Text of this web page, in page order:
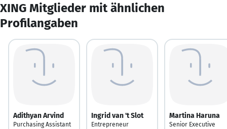
XING Mitglieder mit ähnlichen
Profilangaben
Adithyan Arvind
Purchasing Assistant
Ingrid van 't Slot
Entrepreneur
Martina Haruna
Senior Executive